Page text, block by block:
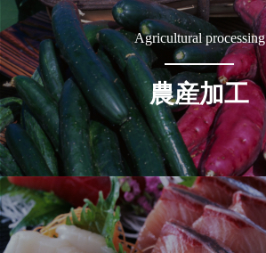
Agricultural processing
農産加工